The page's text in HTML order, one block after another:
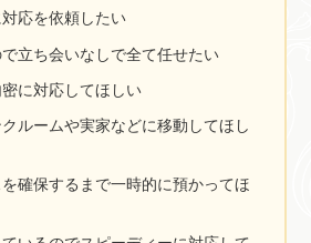
応を依頼したい
立ち会いなしで全て任せたい
に対応してほしい
ルームや実家などに移動してほし
確保するまで一時的に預かってほ